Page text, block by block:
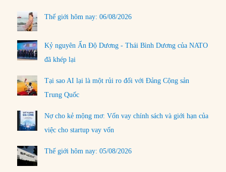
Thế giới hôm nay: 06/08/2026
Kỷ nguyên Ấn Độ Dương - Thái Bình Dương của NATO
đã khép lại
Tại sao AI lại là một rủi ro đối với Đảng Cộng sản
Trung Quốc
Nợ cho kẻ mộng mơ: Vốn vay chính sách và giới hạn của
việc cho startup vay vốn
Thế giới hôm nay: 05/08/2026